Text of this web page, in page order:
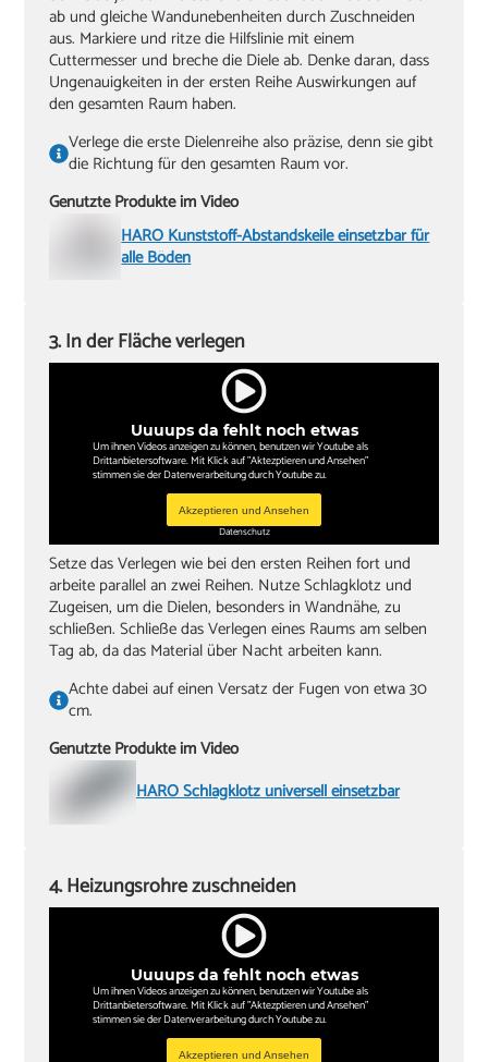
ab und gleiche Wandunebenheiten durch Zuschneiden
aus. Markiere und ritze die Hilfslinie mit einem
Cuttermesser und breche die Diele ab. Denke daran, dass
Ungenauigkeiten in der ersten Reihe Auswirkungen auf
den gesamten Raum haben.
Verlege die erste Dielenreihe also präzise, denn sie gibt
die Richtung für den gesamten Raum vor.
Genutzte Produkte im Video
HARO Kunststoff-Abstandskeile einsetzbar für
alle Böden
Uuuups da fehlt noch etwas
Um ihnen Videos anzeigen zu können, benutzen wir Youtube als
Drittanbietersoftware. Mit Klick auf "Aktezptieren und Ansehen"
stimmen sie der Datenverarbeitung durch Youtube zu.
Akzeptieren und Ansehen
Datenschutz
3. In der Fläche verlegen
Setze das Verlegen wie bei den ersten Reihen fort und
arbeite parallel an zwei Reihen. Nutze Schlagklotz und
Zugeisen, um die Dielen, besonders in Wandnähe, zu
schließen. Schließe das Verlegen eines Raums am selben
Tag ab, da das Material über Nacht arbeiten kann.
Achte dabei auf einen Versatz der Fugen von etwa 30
cm.
Genutzte Produkte im Video
HARO Schlagklotz universell einsetzbar
Uuuups da fehlt noch etwas
Um ihnen Videos anzeigen zu können, benutzen wir Youtube als
Drittanbietersoftware. Mit Klick auf "Aktezptieren und Ansehen"
stimmen sie der Datenverarbeitung durch Youtube zu.
Akzeptieren und Ansehen
4. Heizungsrohre zuschneiden